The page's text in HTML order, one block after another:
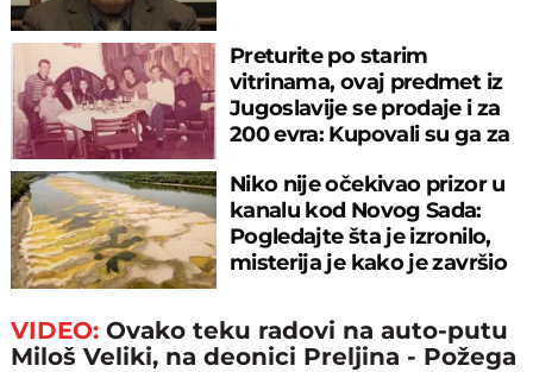
Preturite po starim
vitrinama, ovaj predmet iz
Jugoslavije se prodaje i za
200 evra: Kupovali su ga za
Niko nije očekivao prizor u
kanalu kod Novog Sada:
Pogledajte šta je izronilo,
misterija je kako je završio
VIDEO:Ovako teku radovi na auto-putu
Miloš Veliki, na deonici Preljina - Požega